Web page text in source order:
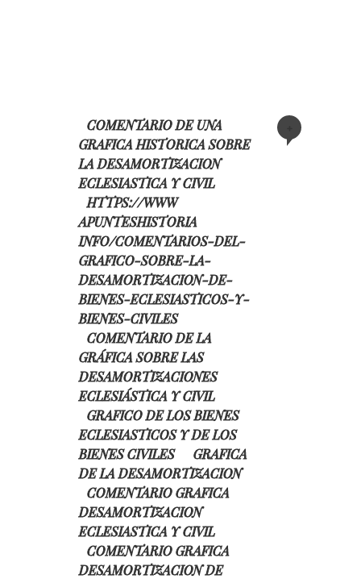
COMENTARIO DE UNA
GRAFICA HISTORICA SOBRE
LA DESAMORTIZACION
ECLESIASTICA Y CIVIL
HTTPS://WWW
APUNTESHISTORIA
INFO/COMENTARIOS-DEL-
GRAFICO-SOBRE-LA-
DESAMORTIZACION-DE-
BIENES-ECLESIASTICOS-Y-
BIENES-CIVILES
COMENTARIO DE LA
GRÁFICA SOBRE LAS
DESAMORTIZACIONES
ECLESIÁSTICA Y CIVIL
GRAFICO DE LOS BIENES
ECLESIASTICOS Y DE LOS
BIENES CIVILES
GRAFICA
DE LA DESAMORTIZACION
COMENTARIO GRAFICA
DESAMORTIZACION
ECLESIASTICA Y CIVIL
COMENTARIO GRAFICA
DESAMORTIZACION DE